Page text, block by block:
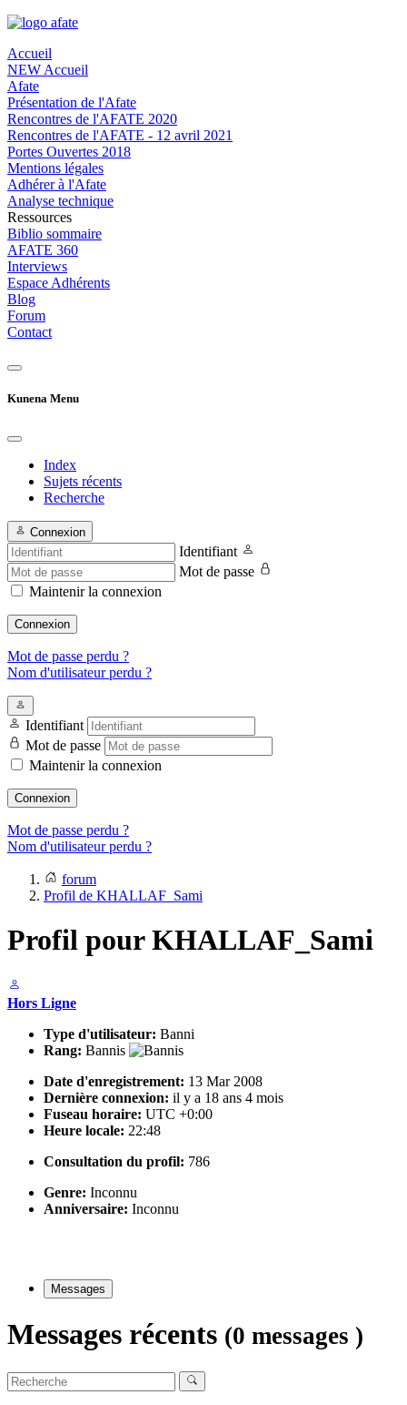
Accueil
NEW Accueil
Afate
Présentation de l'Afate
Rencontres de l'AFATE 2020
Rencontres de l'AFATE - 12 avril 2021
Portes Ouvertes 2018
Mentions légales
Adhérer à l'Afate
Analyse technique
Ressources
Biblio sommaire
AFATE 360
Interviews
Espace Adhérents
Blog
Forum
Contact
Kunena Menu
Index
Sujets récents
Recherche
Connexion
Identifiant
Mot de passe
Maintenir la connexion
Connexion
Mot de passe perdu ?
Nom d'utilisateur perdu ?
Identifiant
Mot de passe
Maintenir la connexion
Connexion
Mot de passe perdu ?
Nom d'utilisateur perdu ?
forum
Profil de KHALLAF_Sami
Profil pour KHALLAF_Sami
Hors Ligne
Type d'utilisateur: Banni
Rang: Bannis
Date d'enregistrement: 13 Mar 2008
Dernière connexion: il y a 18 ans 4 mois
Fuseau horaire: UTC +0:00
Heure locale: 22:48
Consultation du profil: 786
Genre: Inconnu
Anniversaire: Inconnu
Messages
Messages récents (0 messages )